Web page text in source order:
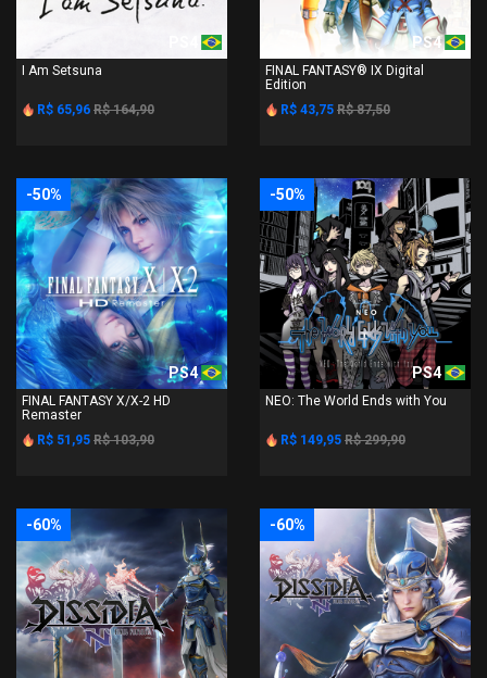
I Am Setsuna
R$ 65,96 R$ 164,90
PS4
FINAL FANTASY® IX Digital
Edition
R$ 43,75 R$ 87,50
-50%
PS4
FINAL FANTASY X/X-2 HD
Remaster
R$ 51,95 R$ 103,90
-50%
PS4
NEO: The World Ends with You
R$ 149,95 R$ 299,90
-60% -60%